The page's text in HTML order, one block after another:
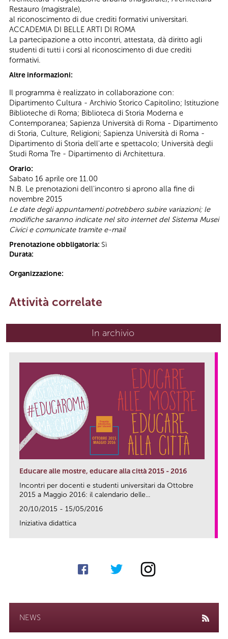
Restauro (magistrale),
al riconoscimento di due crediti formativi universitari.
ACCADEMIA DI BELLE ARTI DI ROMA
La partecipazione a otto incontri, attestata, dà diritto agli
studenti di tutti i corsi al riconoscimento di due crediti
formativi.
Altre informazioni:
Il programma è realizzato in collaborazione con:
Dipartimento Cultura - Archivio Storico Capitolino; Istituzione
Biblioteche di Roma; Biblioteca di Storia Moderna e
Contemporanea; Sapienza Università di Roma - Dipartimento
di Storia, Culture, Religioni; Sapienza Università di Roma -
Dipartimento di Storia dell'arte e spettacolo; Università degli
Studi Roma Tre - Dipartimento di Architettura.
Orario:
Sabato 16 aprile ore 11.00
N.B. Le prenotazioni dell'incontro si aprono alla fine di
novembre 2015
Le date degli appuntamenti potrebbero subire variazioni; le
modifiche saranno indicate nel sito internet del Sistema Musei
Civici e comunicate tramite e-mail
Prenotazione obbligatoria: Sì
Durata:
Organizzazione:
Attività correlate
In archivio
Educare alle mostre, educare alla città 2015 - 2016
Incontri per docenti e studenti universitari da Ottobre
2015 a Maggio 2016: il calendario delle...
20/10/2015 - 15/05/2016
Iniziativa didattica
NEWS